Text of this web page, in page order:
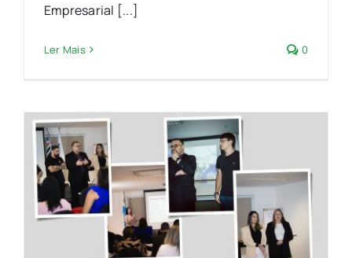
Empresarial [...]
Ler Mais 0